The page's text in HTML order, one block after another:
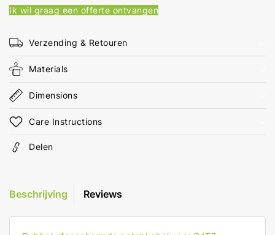
Male
m
Snagless
Male
Snagless
Ik wil graag een offerte ontvangen
Verzending & Retouren
Materials
Dimensions
Care Instructions
Delen
Beschrijving Reviews